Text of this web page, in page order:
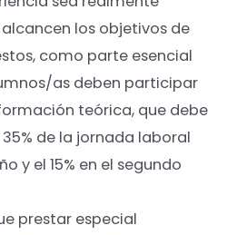
los objetivos de
como parte esencial
as deben participar
teórica, que debe
de la jornada laboral
y el 15% en el segundo
prestar especial